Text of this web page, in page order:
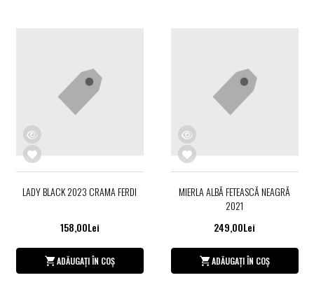
LADY BLACK 2023 CRAMA FERDI
158,00Lei
ADĂUGAȚI ÎN COȘ
MIERLA ALBĂ FETEASCĂ NEAGRĂ
2021
249,00Lei
ADĂUGAȚI ÎN COȘ